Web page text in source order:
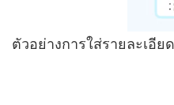
ตัวอย่างการใส่รายละเอีย